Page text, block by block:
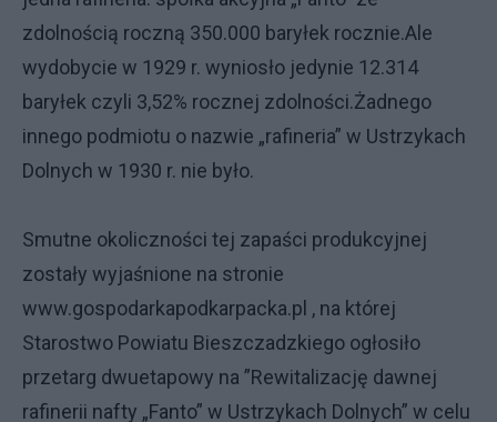
zdolnością roczną 350.000 baryłek rocznie.Ale
wydobycie w 1929 r. wyniosło jedynie 12.314
baryłek czyli 3,52% rocznej zdolności.Żadnego
innego podmiotu o nazwie „rafineria” w Ustrzykach
Dolnych w 1930 r. nie było.
Smutne okoliczności tej zapaści produkcyjnej
zostały wyjaśnione na stronie
www.gospodarkapodkarpacka.pl , na której
Starostwo Powiatu Bieszczadzkiego ogłosiło
przetarg dwuetapowy na ”Rewitalizację dawnej
rafinerii nafty „Fanto” w Ustrzykach Dolnych” w celu